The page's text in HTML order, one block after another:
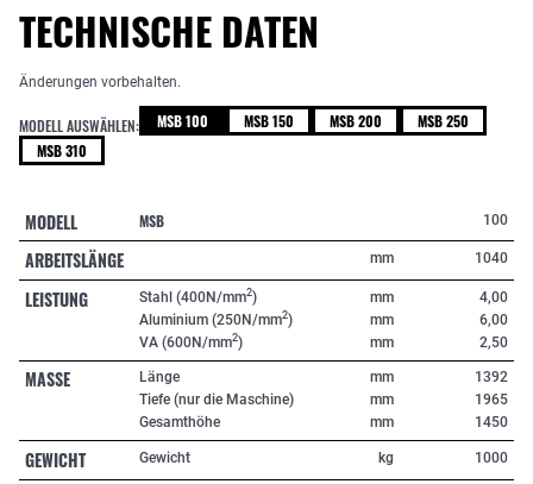
TECHNISCHE DATEN
Änderungen vorbehalten.
MODELL AUSWÄHLEN: MSB 100 MSB 150 MSB 200
MSB 250
MSB 310
MODELL MSB 100
ARBEITSLÄNGE mm 1040
LEISTUNG Stahl (400N/mm2)
Aluminium (250N/mm2)
VA (600N/mm2)
mm
mm
mm
4,00
6,00
2,50
MASSE
Länge
Tiefe (nur die Maschine)
Gesamthöhe
mm
mm
mm
1392
1965
1450
GEWICHT Gewicht kg 1000